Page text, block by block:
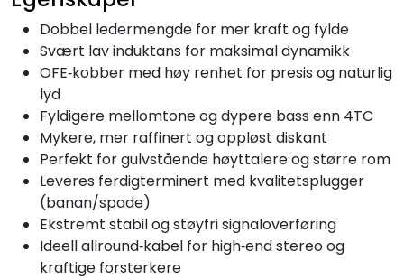
Dobbel ledermengde for mer kraft og fylde
Svært lav induktans for maksimal dynamikk
OFE‑kobber med høy renhet for presis og naturlig
lyd
Fyldigere mellomtone og dypere bass enn 4TC
Mykere, mer raffinert og oppløst diskant
Perfekt for gulvstående høyttalere og større rom
Leveres ferdigterminert med kvalitetsplugger
(banan/spade)
Ekstremt stabil og støyfri signaloverføring
Ideell allround‑kabel for high‑end stereo og
kraftige forsterkere